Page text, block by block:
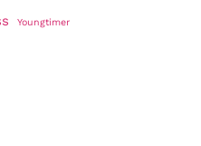
Youngtimer